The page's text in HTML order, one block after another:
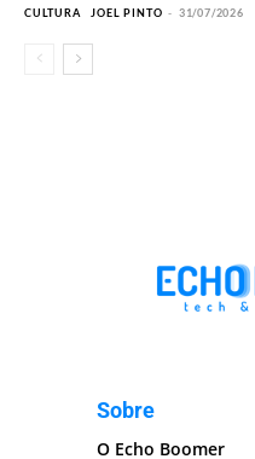
CULTURA JOEL PINTO - 31/07/2026
Sobre
O Echo Boomer